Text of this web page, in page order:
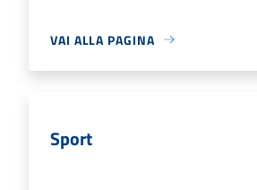
VAI ALLA PAGINA
Sport